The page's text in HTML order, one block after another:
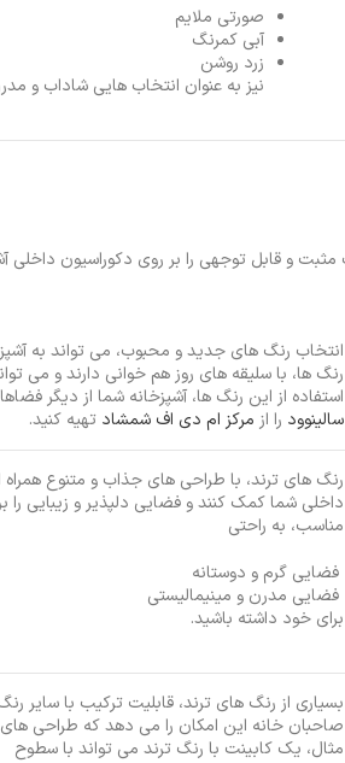
صورتی ملایم
آبی کمرنگ
زرد روشن
نیز به عنوان انتخاب هایی شاداب و
انتخاب رنگ های جدید و محبوب، می تواند به
رنگ ها، با سلیقه های روز هم خوانی دارند و می
استفاده از این رنگ ها، آشپزخانه شما از دیگر
سالینوود را از مرکز ام دی اف شمشاد تهیه کنید.
رنگ های ترند، با طراحی های جذاب و متنوع
داخلی شما کمک کنند و فضایی دلپذیر و زیبایی را
مناسب، به راحتی
فضایی گرم و دوستانه
فضایی مدرن و مینیمالیستی
برای خود داشته باشید.
بسیاری از رنگ های ترند، قابلیت ترکیب با سایر
صاحبان خانه این امکان را می دهد که طراحی های
مثال، یک کابینت با رنگ ترند می ‌تواند با سطوح